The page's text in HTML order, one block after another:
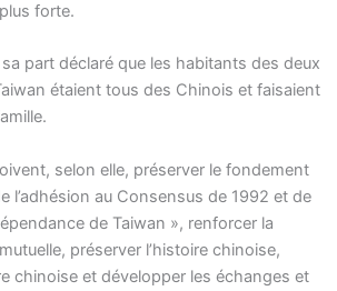
forte.
part déclaré que les habitants des deux
étaient tous des Chinois et faisaient
selon elle, préserver le fondement
l’adhésion au Consensus de 1992 et de
de Taiwan », renforcer la
préserver l’histoire chinoise,
chinoise et développer les échanges et